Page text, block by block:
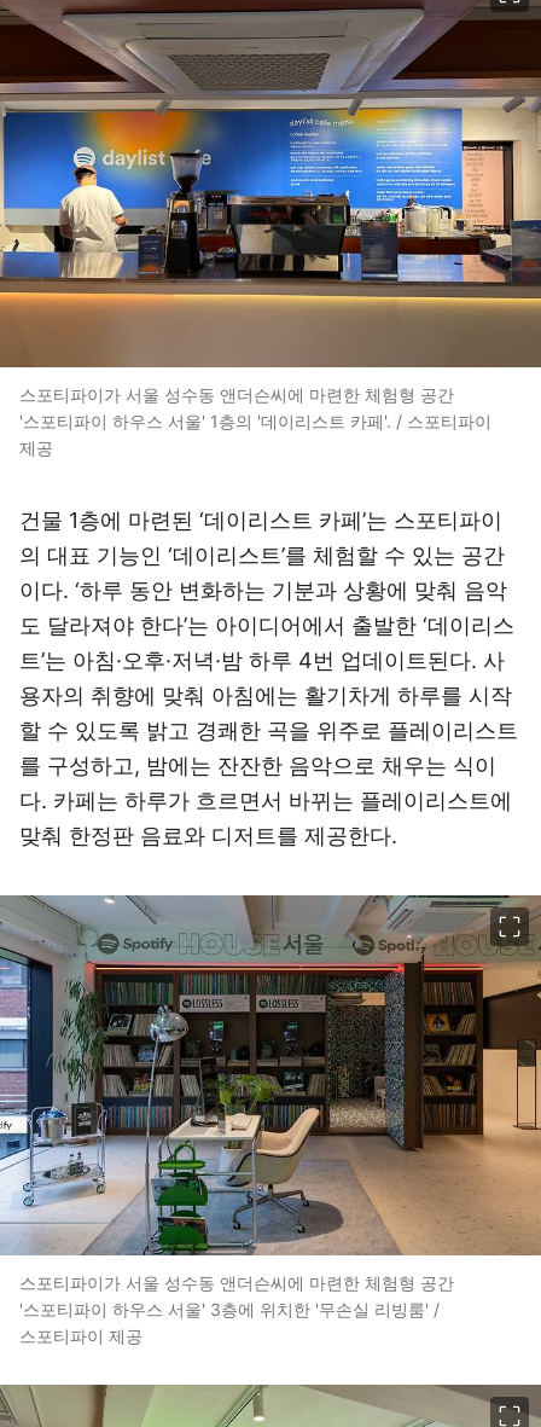
스포티파이가 서울 성수동 앤더슨씨에 마련한 체험형 공간
'스포티파이 하우스 서울' 1층의 '데이리스트 카페'. / 스포티파이
제공
건물 1층에 마련된 ‘데이리스트 카페’는 스포티파이
의 대표 기능인 ‘데이리스트’를 체험할 수 있는 공간
이다. ‘하루 동안 변화하는 기분과 상황에 맞춰 음악
도 달라져야 한다’는 아이디어에서 출발한 ‘데이리스
트’는 아침·오후·저녁·밤 하루 4번 업데이트된다. 사
용자의 취향에 맞춰 아침에는 활기차게 하루를 시작
할 수 있도록 밝고 경쾌한 곡을 위주로 플레이리스트
를 구성하고, 밤에는 잔잔한 음악으로 채우는 식이
다. 카페는 하루가 흐르면서 바뀌는 플레이리스트에
맞춰 한정판 음료와 디저트를 제공한다.
스포티파이가 서울 성수동 앤더슨씨에 마련한 체험형 공간
'스포티파이 하우스 서울' 3층에 위치한 '무손실 리빙룸' /
스포티파이 제공